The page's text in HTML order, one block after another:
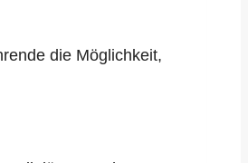
die Möglichkeit,